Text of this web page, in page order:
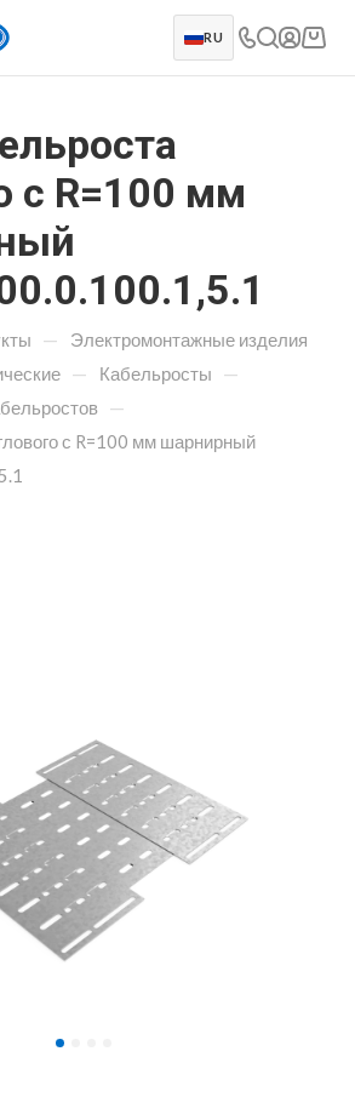
RU
с R=100 мм
— Электромонтажные изделия
— Кабельросты —
—
с R=100 мм шарнирный